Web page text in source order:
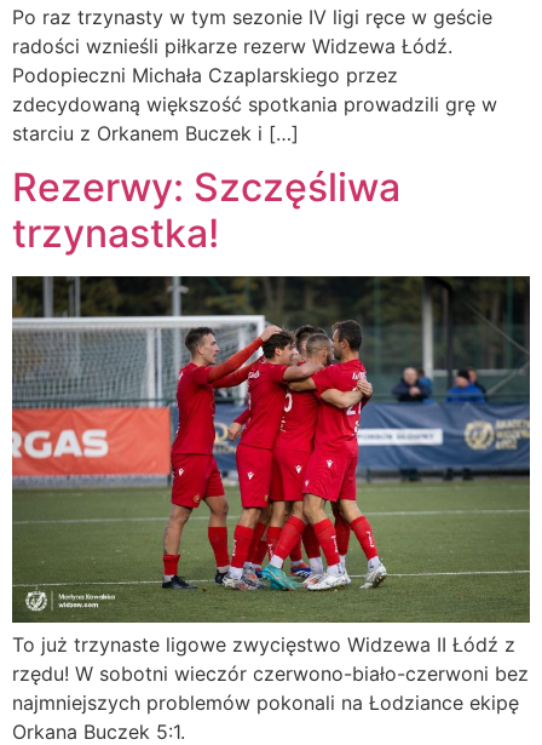
Po raz trzynasty w tym sezonie IV ligi ręce w geście
radości wznieśli piłkarze rezerw Widzewa Łódź.
Podopieczni Michała Czaplarskiego przez
zdecydowaną większość spotkania prowadzili grę w
starciu z Orkanem Buczek i […]
Rezerwy: Szczęśliwa
trzynastka!
To już trzynaste ligowe zwycięstwo Widzewa II Łódź z
rzędu! W sobotni wieczór czerwono-biało-czerwoni bez
najmniejszych problemów pokonali na Łodziance ekipę
Orkana Buczek 5:1.